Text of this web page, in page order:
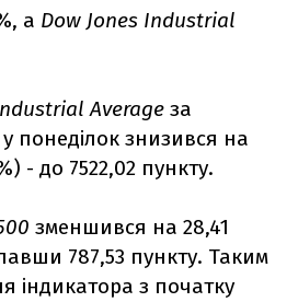
а Dow Jones Industrial
Average за
у понеділок знизився на
- до 7522,02 пункту.
зменшився на 28,41
787,53 пункту. Таким
індикатора з початку